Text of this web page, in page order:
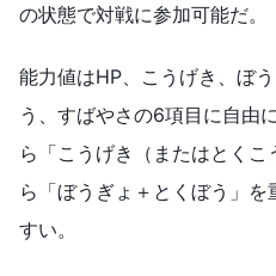
の状態で対戦に参加可能だ。
能力値はHP、こうげき、ぼ
う、すばやさの6項目に自由
ら「こうげき（またはとく
ら「ぼうぎょ＋とくぼう」
すい。